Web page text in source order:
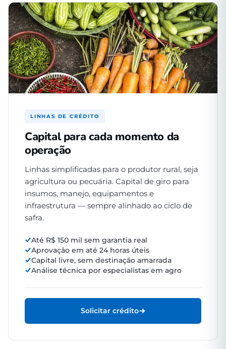
LINHAS DE CRÉDITO
Capital para cada momento da
operação
Linhas simplificadas para o produtor rural, seja
agricultura ou pecuária. Capital de giro para
insumos, manejo, equipamentos e
infraestrutura — sempre alinhado ao ciclo de
safra.
Até R$ 150 mil sem garantia real
Aprovação em até 24 horas úteis
Capital livre, sem destinação amarrada
Análise técnica por especialistas em agro
Solicitar crédito